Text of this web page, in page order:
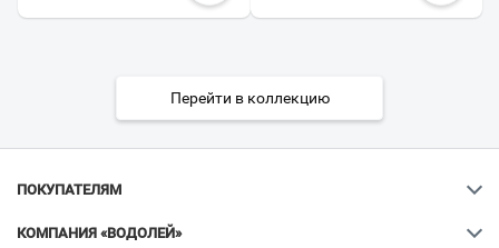
Перейти в коллекцию
ПОКУПАТЕЛЯМ
КОМПАНИЯ «ВОДОЛЕЙ»